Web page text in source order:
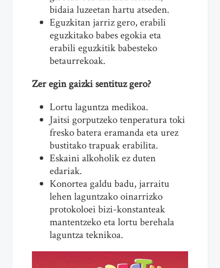
bidaia luzeetan hartu atseden.
Eguzkitan jarriz gero, erabili
eguzkitako babes egokia eta
erabili eguzkitik babesteko
betaurrekoak.
Zer egin gaizki sentituz gero?
Lortu laguntza medikoa.
Jaitsi gorputzeko tenperatura toki
fresko batera eramanda eta urez
bustitako trapuak erabilita.
Eskaini alkoholik ez duten
edariak.
Konortea galdu badu, jarraitu
lehen laguntzako oinarrizko
protokoloei bizi-konstanteak
mantentzeko eta lortu berehala
laguntza teknikoa.